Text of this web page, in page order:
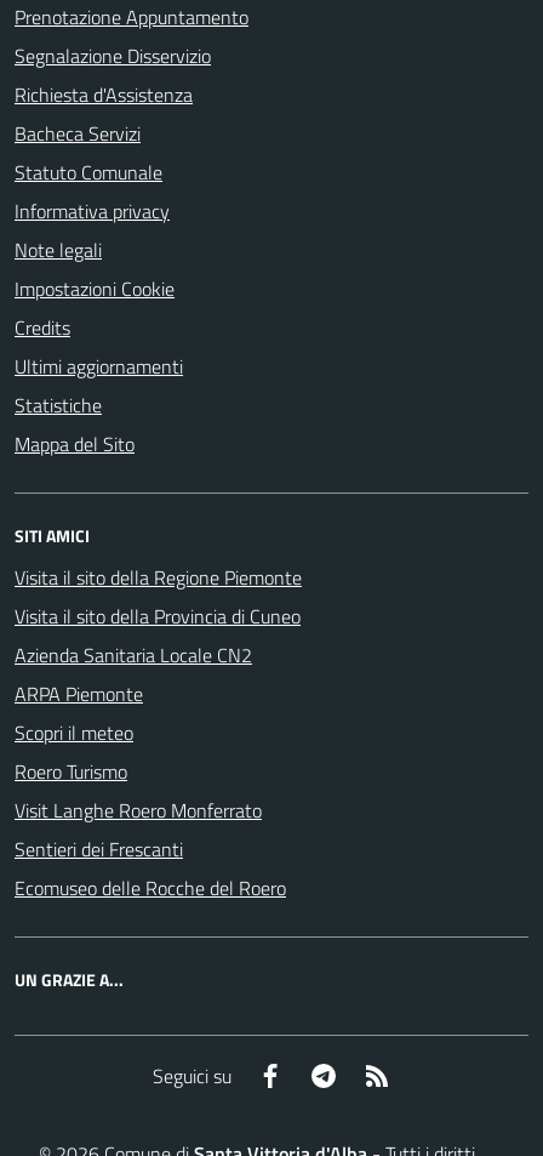
Prenotazione Appuntamento
Segnalazione Disservizio
Richiesta d'Assistenza
Bacheca Servizi
Statuto Comunale
Informativa privacy
Note legali
Impostazioni Cookie
Credits
Ultimi aggiornamenti
Statistiche
Mappa del Sito
SITI AMICI
Visita il sito della Regione Piemonte
Visita il sito della Provincia di Cuneo
Azienda Sanitaria Locale CN2
ARPA Piemonte
Scopri il meteo
Roero Turismo
Visit Langhe Roero Monferrato
Sentieri dei Frescanti
Ecomuseo delle Rocche del Roero
UN GRAZIE A...
Seguici su Facebook Telegram